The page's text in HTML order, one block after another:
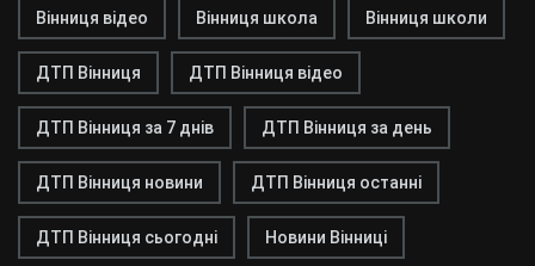
Вінниця відео Вінниця школа Вінниця школи
ДТП Вінниця ДТП Вінниця відео
ДТП Вінниця за 7 днів ДТП Вінниця за день
ДТП Вінниця новини ДТП Вінниця останні
ДТП Вінниця сьогодні Новини Вінниці